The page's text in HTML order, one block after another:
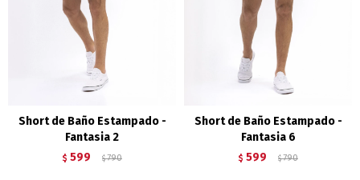
Short de Baño Estampado -
Fantasia 2
$ 599 $ 790
Short de Baño Estampado -
Fantasia 6
$ 599 $ 790